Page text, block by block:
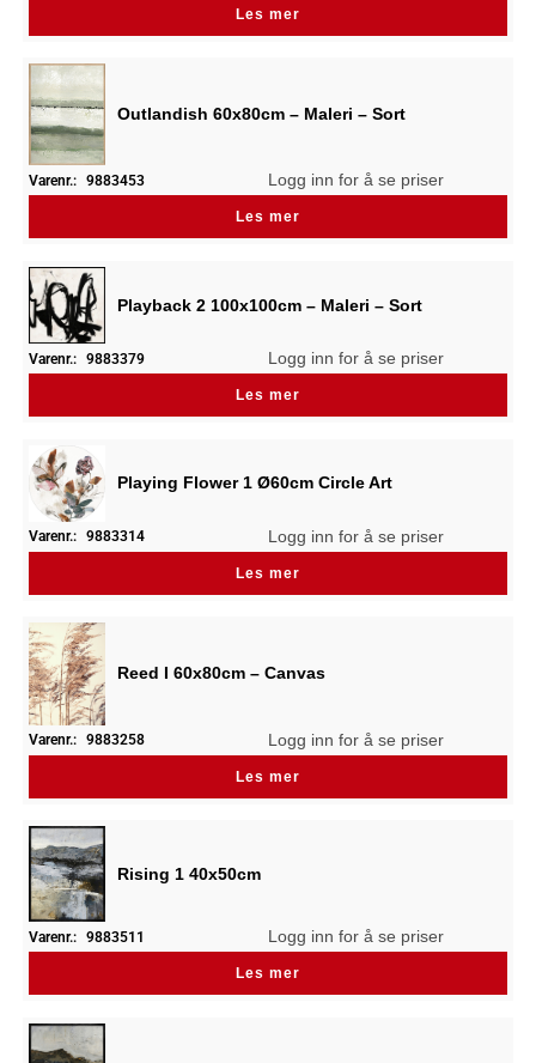
Les mer
Outlandish 60x80cm – Maleri – Sort
Varenr.: 9883453 Logg inn for å se priser
Les mer
Playback 2 100x100cm – Maleri – Sort
Varenr.: 9883379 Logg inn for å se priser
Les mer
Playing Flower 1 Ø60cm Circle Art
Varenr.: 9883314 Logg inn for å se priser
Les mer
Reed I 60x80cm – Canvas
Varenr.: 9883258 Logg inn for å se priser
Les mer
Rising 1 40x50cm
Varenr.: 9883511 Logg inn for å se priser
Les mer